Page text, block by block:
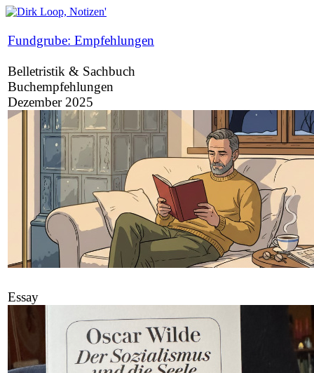
Fundgrube: Empfehlungen
Belletristik & Sachbuch
Buchempfehlungen
Dezember 2025
Essay